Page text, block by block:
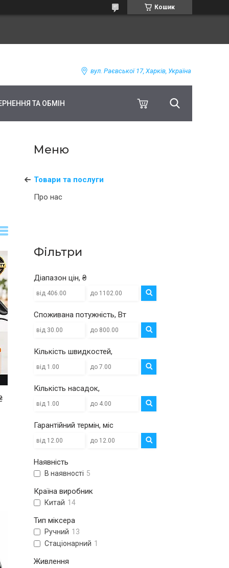
Кошик
вул. Раєвської 17, Харків, Україна
ТА ОБМІН
Товари та послуги
Про нас
Фільтри
Діапазон цін, ₴
Споживана потужність, Вт
Кількість швидкостей,
Кількість насадок,
Гарантійний термін, міс
Наявність
В наявності 5
Країна виробник
Китай 14
Тип міксера
Ручний 13
Стаціонарний 1
Живлення